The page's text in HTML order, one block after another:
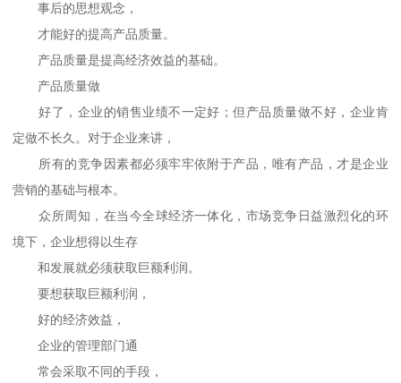
事后的思想观念，
才能好的提高产品质量。
产品质量是提高经济效益的基础。
产品质量做
好了，企业的销售业绩不一定好；但产品质量做不好，企业肯
定做不长久。对于企业来讲，
所有的竞争因素都必须牢牢依附于产品，唯有产品，才是企业
营销的基础与根本。
众所周知，在当今全球经济一体化，市场竞争日益激烈化的环
境下，企业想得以生存
和发展就必须获取巨额利润。
要想获取巨额利润，
好的经济效益，
企业的管理部门通
常会采取不同的手段，